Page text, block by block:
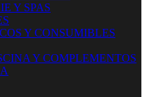
Y SPAS
Y CONSUMIBLES
Y COMPLEMENTOS